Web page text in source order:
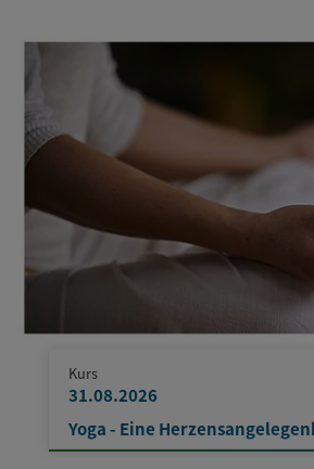
Kurs
31.08.2026
Yoga - Eine